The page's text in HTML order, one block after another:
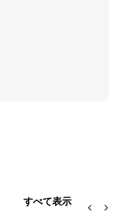
すべて表示